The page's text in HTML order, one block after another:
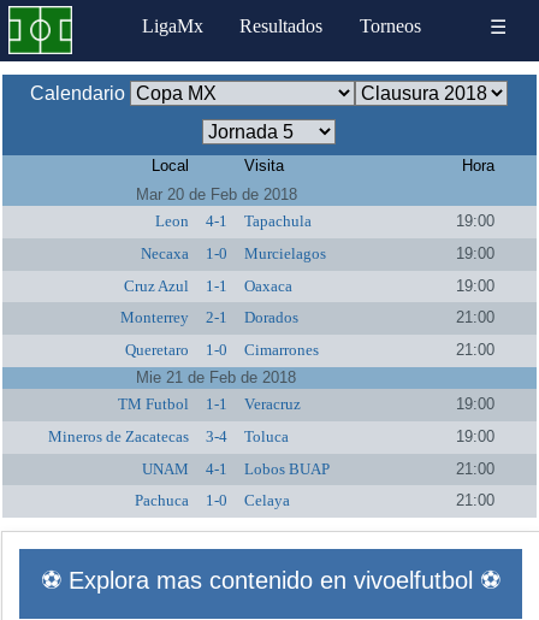
LigaMx Resultados Torneos ☰
Calendario
Local Visita
Hora
Mar 20 de Feb de 2018
Leon
4-1 Tapachula
19:00
Necaxa
1-0 Murcielagos
19:00
Cruz Azul
1-1 Oaxaca
19:00
Monterrey
2-1 Dorados
21:00
Queretaro
1-0 Cimarrones
21:00
Mie 21 de Feb de 2018
TM Futbol
1-1 Veracruz
19:00
Mineros de Zacatecas
3-4 Toluca
19:00
UNAM
4-1 Lobos BUAP
21:00
Pachuca
1-0 Celaya 21:00
⚽ Explora mas contenido en vivoelfutbol ⚽